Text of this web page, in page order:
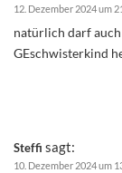
12. Dezember 2024 um
natürlich darf
GEschwisterkind
Steffi sagt:
10. Dezember 2024 um